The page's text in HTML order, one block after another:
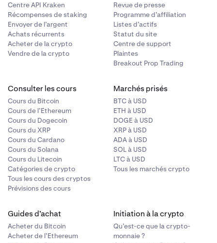
Centre API Kraken
Récompenses de staking
Envoyer de l’argent
Achats récurrents
Acheter de la crypto
Vendre de la crypto
Revue de presse
Programme d’affiliation
Listes d’actifs
Statut du site
Centre de support
Plaintes
Breakout Prop Trading
Consulter les cours
Cours du Bitcoin
Cours de l’Ethereum
Cours du Dogecoin
Cours du XRP
Cours du Cardano
Cours du Solana
Cours du Litecoin
Catégories de crypto
Tous les cours des cryptos
Prévisions des cours
Marchés prisés
BTC à USD
ETH à USD
DOGE à USD
XRP à USD
ADA à USD
SOL à USD
LTC à USD
Tous les marchés crypto
Guides d’achat
Acheter du Bitcoin
Acheter de l’Ethereum
Initiation à la crypto
Qu’est-ce que la crypto-
monnaie ?